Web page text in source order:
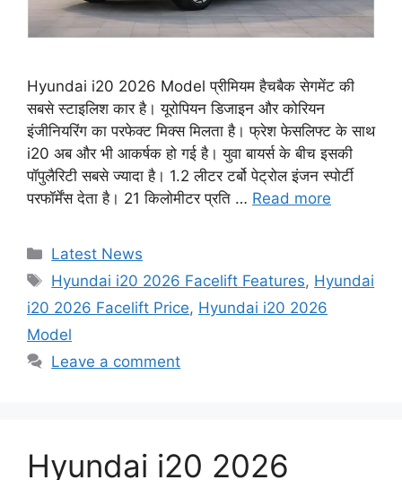
Hyundai i20 2026 Model प्रीमियम हैचबैक सेगमेंट की
सबसे स्टाइलिश कार है। यूरोपियन डिजाइन और कोरियन
इंजीनियरिंग का परफेक्ट मिक्स मिलता है। फ्रेश फेसलिफ्ट के साथ
i20 अब और भी आकर्षक हो गई है। युवा बायर्स के बीच इसकी
पॉपुलैरिटी सबसे ज्यादा है। 1.2 लीटर टर्बो पेट्रोल इंजन स्पोर्टी
परफॉर्मेंस देता है। 21 किलोमीटर प्रति … Read more
Categories
Latest News
Tags
Hyundai i20 2026 Facelift Features, Hyundai
i20 2026 Facelift Price, Hyundai i20 2026
Model
Leave a comment
Hyundai i20 2026